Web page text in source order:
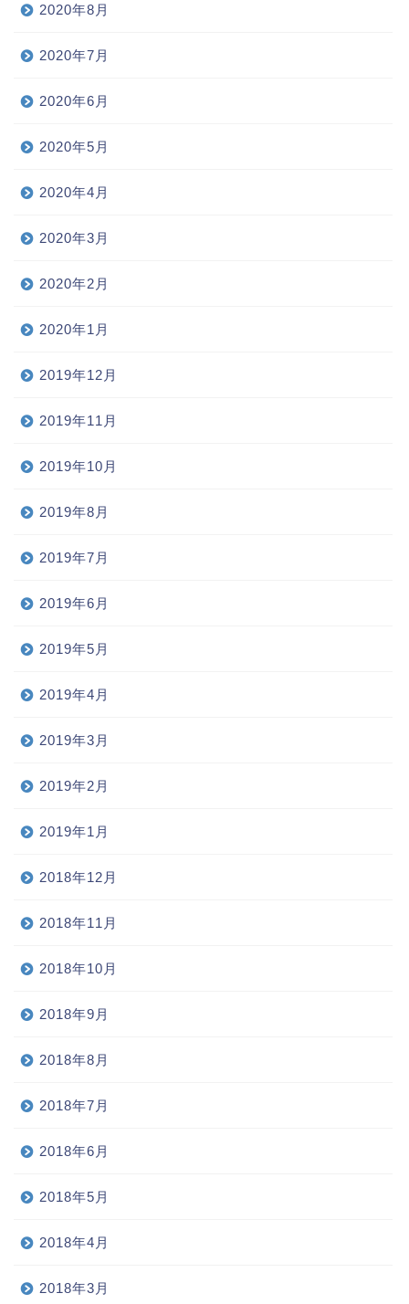
2020年8月
2020年7月
2020年6月
2020年5月
2020年4月
2020年3月
2020年2月
2020年1月
2019年12月
2019年11月
2019年10月
2019年8月
2019年7月
2019年6月
2019年5月
2019年4月
2019年3月
2019年2月
2019年1月
2018年12月
2018年11月
2018年10月
2018年9月
2018年8月
2018年7月
2018年6月
2018年5月
2018年4月
2018年3月